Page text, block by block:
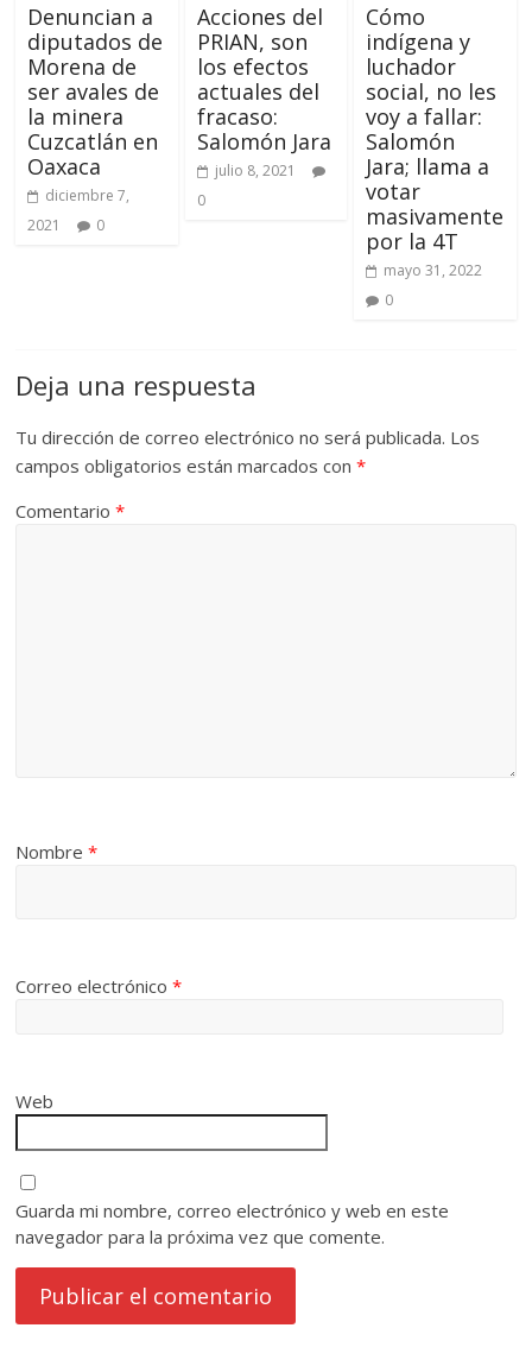
Denuncian a
diputados de
Morena de
ser avales de
la minera
Cuzcatlán en
Oaxaca
diciembre 7,
2021
0
Acciones del
PRIAN, son
los efectos
actuales del
fracaso:
Salomón Jara
julio 8, 2021
0
Cómo
indígena y
luchador
social, no les
voy a fallar:
Salomón
Jara; llama a
votar
masivamente
por la 4T
mayo 31, 2022
0
Deja una respuesta
Tu dirección de correo electrónico no será publicada. Los
campos obligatorios están marcados con*
Comentario*
Nombre*
Correo electrónico*
Web
Guarda mi nombre, correo electrónico y web en este
navegador para la próxima vez que comente.